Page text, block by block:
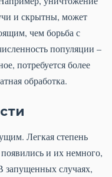
и скрытны, может
чем борьба с
популяции –
потребуется более
обработка.
Легкая степень
и их немного,
запущенных случаях,